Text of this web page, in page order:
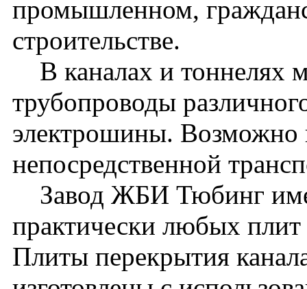
промышленном,
строительстве.
В каналах и тоннелях
трубопроводы
электрошины. Возможно
непосредственной
Завод ЖБИ Тюбинг
практически любых плит
Плиты перекрытия